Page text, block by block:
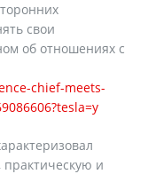
свои
об отношениях с
chief-meets-
и